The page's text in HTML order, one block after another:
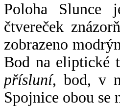
Poloha Slunce
čtvereček
zobrazeno
Bod na eliptické
přísluní, bod, v
Spojnice obou se